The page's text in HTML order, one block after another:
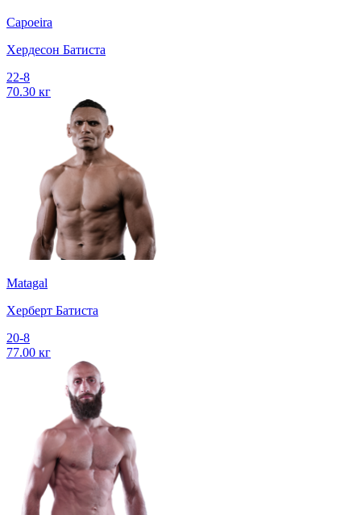
Capoeira
Хердесон Батиста
22-8
70.30 кг
Matagal
Херберт Батиста
20-8
77.00 кг